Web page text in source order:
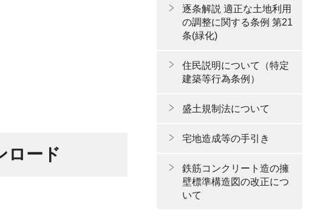
ロード
逐条解説 適正な土地利用
の調整に関する条例 第21
条(緑化)
住民説明について（特定
建築等行為条例）
盛土規制法について
宅地造成等の手引き
鉄筋コンクリート造の擁
壁標準構造図の改正につ
いて